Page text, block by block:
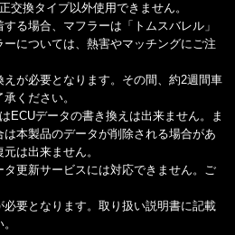
交換タイプ以外使用できません。
る場合、マフラーは「トムスバレル」
については、熱害やマッチングにご注
が必要となります。その間、約2週間車
ください。
ECUデータの書き換えは出来ません。ま
本製品のデータが削除される場合があ
は出来ません。
更新サービスには対応できません。ご
要となります。取り扱い説明書に記載